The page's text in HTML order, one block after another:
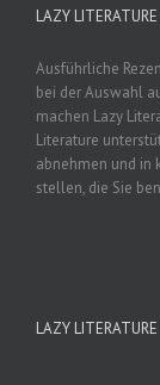
LAZY
Ausführliche
bei der Auswahl
machen Lazy
Literature
abnehmen und in
stellen, die Sie
LAZY LITERATURE